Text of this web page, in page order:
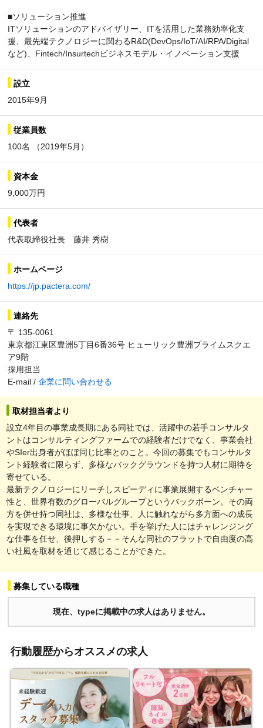
■ソリューション推進
ITソリューションのアドバイザリー、ITを活用した業務効率化支
援、最先端テクノロジーに関わるR&D(DevOps/IoT/AI/RPA/Digital
など)、Fintech/Insurtechビジネスモデル・イノベーション支援
設立
2015年9月
従業員数
100名 （2019年5月）
資本金
9,000万円
代表者
代表取締役社長 藤井 秀樹
ホームページ
https://jp.pactera.com/
連絡先
〒 135-0061
東京都江東区豊洲5丁目6番36号 ヒューリック豊洲プライムスクエ
ア9階
採用担当
E-mail / 企業に問い合わせる
取材担当者より
設立4年目の事業成長期にある同社では、活躍中の若手コンサルタ
ントはコンサルティングファームでの経験者だけでなく、事業会社
やSIer出身者がほぼ同じ比率とのこと。今回の募集でもコンサルタ
ント経験者に限らず、多様なバックグラウンドを持つ人材に期待を
寄せている。
最新テクノロジーにリーチしスピーディに事業展開するベンチャー
性と、世界有数のグローバルグループというバックボーン。その両
方を併せ持つ同社は、多様な仕事、人に触れながら多方面への成長
を実現できる環境に事欠かない。手を挙げた人にはチャレンジング
な仕事を任せ、後押しする－－そんな同社のフラットで自由度の高
い社風を取材を通じて感じることができた。
募集している職種
現在、typeに掲載中の求人はありません。
行動履歴からオススメの求人